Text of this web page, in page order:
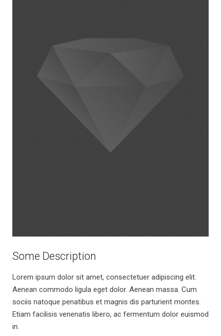
Some Description
Lorem ipsum dolor sit amet, consectetuer adipiscing elit.
Aenean commodo ligula eget dolor. Aenean massa. Cum
sociis natoque penatibus et magnis dis parturient montes.
Etiam facilisis venenatis libero, ac fermentum dolor euismod
in.